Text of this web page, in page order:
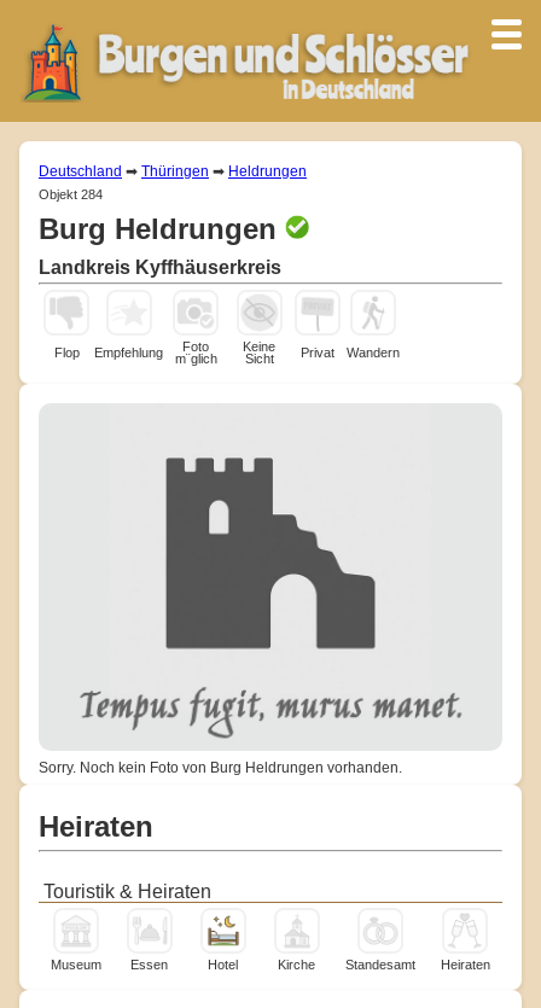
Deutschland ➡ Thüringen ➡ Heldrungen
Objekt 284
Burg Heldrungen
Landkreis Kyffhäuserkreis
Flop Empfehlung
Foto
m¨glich
Keine
Sicht
Privat Wandern
Sorry. Noch kein Foto von Burg Heldrungen vorhanden.
Heiraten
Touristik & Heiraten
Museum Essen Hotel Kirche Standesamt Heiraten